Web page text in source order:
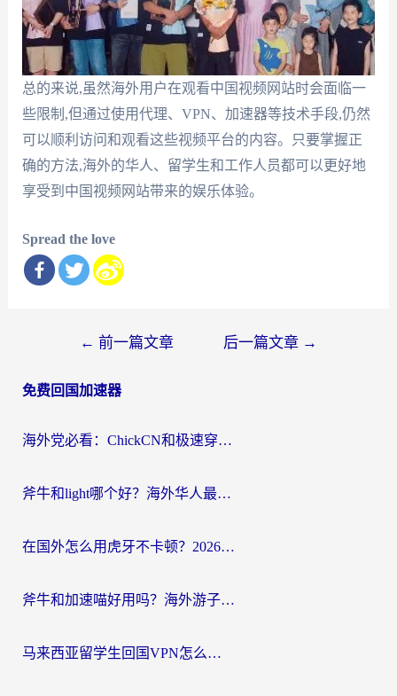
总的来说,虽然海外用户在观看中国视频网站时会面临一
些限制,但通过使用代理、VPN、加速器等技术手段,仍然
可以顺利访问和观看这些视频平台的内容。只要掌握正
确的方法,海外的华人、留学生和工作人员都可以更好地
享受到中国视频网站带来的娱乐体验。
Spread the love
导
← 前一篇文章 后一篇文章 →
免费回国加速器
海外党必看：ChickCN和极速穿梭VPN好用吗？3招教你选对回国加速器无缝刷国内资源
斧牛和light哪个好？海外华人最关心的回国加速器选择难题，一篇讲透
在国外怎么用虎牙不卡顿？2026海外华人亲测有效的回国加速器选择指南
斧牛和加速喵好用吗？海外游子的真实选择困境
马来西亚留学生回国VPN怎么选？3个避坑点+1款实测好用的加速器推荐